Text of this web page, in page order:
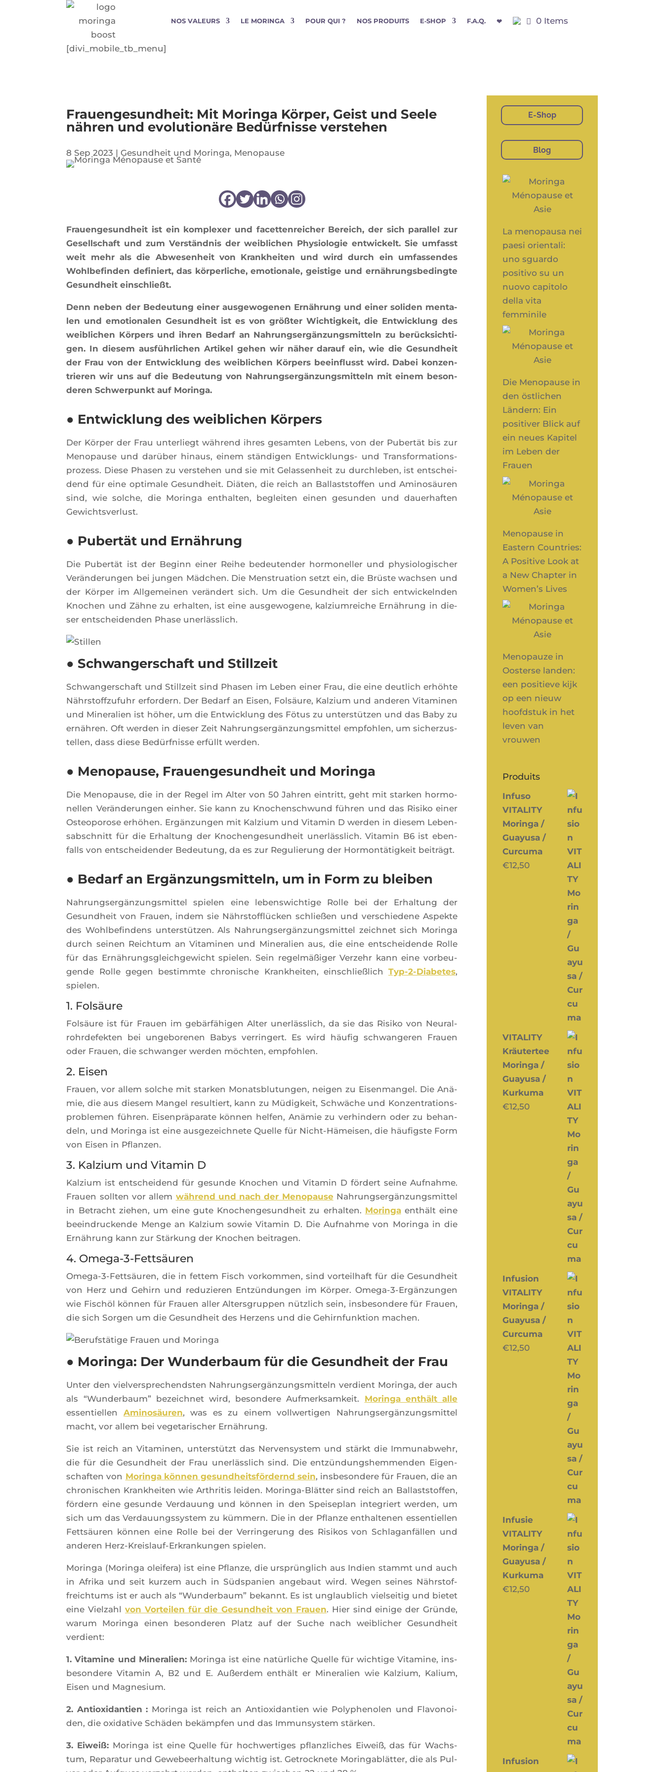
NOS VALEURS LE MORINGA POUR QUI ? NOS PRODUITS E‑SHOP F.A.Q. ❤ 0 Items
[divi_mobile_tb_menu]
Frauengesundheit: Mit Moringa Körper, Geist und Seele
nähren und evolutionäre Bedürfnisse verstehen
8 Sep 2023 | Gesundheit und Moringa, Menopause
Frauen­ge­sund­heit ist ein kom­plexer und facet­ten­rei­cher Bereich, der sich paral­lel zur
Gesell­schaft und zum Verständ­nis der wei­bli­chen Phy­sio­lo­gie ent­wi­ckelt. Sie umfasst
weit mehr als die Abwe­sen­heit von Kran­khei­ten und wird durch ein umfas­sendes
Wohl­be­fin­den defi­niert, das kör­per­liche, emo­tio­nale, geis­tige und ernäh­rung­sbe­dingte
Gesund­heit einschließt.
Denn neben der Bedeu­tung einer aus­ge­wo­ge­nen Ernäh­rung und einer soli­den men­ta­
len und emo­tio­na­len Gesund­heit ist es von größ­ter Wich­tig­keit, die Ent­wi­ck­lung des
wei­bli­chen Kör­pers und ihren Bedarf an Nah­rung­sergän­zung­smit­teln zu berück­sich­ti­
gen. In die­sem ausführ­li­chen Arti­kel gehen wir näher darauf ein, wie die Gesund­heit
der Frau von der Ent­wi­ck­lung des wei­bli­chen Kör­pers beein­flusst wird. Dabei kon­zen­
trie­ren wir uns auf die Bedeu­tung von Nah­rung­sergän­zung­smit­teln mit einem beson­
de­ren Schwer­punkt auf Moringa.
● Entwicklung des weiblichen Körpers
Der Kör­per der Frau unter­liegt wäh­rend ihres gesam­ten Lebens, von der Pubertät bis zur
Meno­pause und darü­ber hinaus, einem stän­di­gen Ent­wi­ck­lungs- und Trans­for­ma­tions­
pro­zess. Diese Pha­sen zu vers­te­hen und sie mit Gelas­sen­heit zu dur­chle­ben, ist ent­schei­
dend für eine opti­male Gesund­heit. Diä­ten, die reich an Bal­lasts­tof­fen und Ami­nosäu­ren
sind, wie solche, die Morin­ga enthal­ten, beglei­ten einen gesun­den und daue­rhaf­ten
Gewichtsverlust.
● Pubertät und Ernährung
Die Pubertät ist der Beginn einer Reihe bedeu­ten­der hor­mo­nel­ler und phy­sio­lo­gi­scher
Verän­de­run­gen bei jun­gen Mäd­chen. Die Mens­trua­tion setzt ein, die Brüste wach­sen und
der Kör­per im All­ge­mei­nen verän­dert sich. Um die Gesund­heit der sich ent­wi­ckeln­den
Kno­chen und Zähne zu erhal­ten, ist eine aus­ge­wo­gene, kal­zium­reiche Ernäh­rung in die­
ser ent­schei­den­den Phase unerlässlich.
● Schwangerschaft und Stillzeit
Schwan­ger­schaft und Stil­l­zeit sind Pha­sen im Leben einer Frau, die eine deut­lich erhöhte
Nährs­toff­zu­fuhr erfor­dern. Der Bedarf an Eisen, Folsäure, Kal­zium und ande­ren Vita­mi­nen
und Mine­ra­lien ist höher, um die Ent­wi­ck­lung des Fötus zu unterstüt­zen und das Baby zu
ernäh­ren. Oft wer­den in die­ser Zeit Nah­rung­sergän­zung­smit­tel emp­foh­len, um sicher­zus­
tel­len, dass diese Bedürf­nisse erfüllt werden.
● Menopause, Frauengesundheit und Moringa
Die Meno­pause, die in der Regel im Alter von 50 Jah­ren ein­tritt, geht mit star­ken hor­mo­
nel­len Verän­de­run­gen ein­her. Sie kann zu Kno­chen­sch­wund füh­ren und das Risi­ko einer
Osteo­po­rose erhö­hen. Ergän­zun­gen mit Kal­zium und Vita­min D wer­den in die­sem Leben­
sab­sch­nitt für die Erhal­tung der Kno­chen­ge­sund­heit unerläss­lich. Vita­min B6 ist eben­
falls von ent­schei­den­der Bedeu­tung, da es zur Regu­lie­rung der Hor­montä­tig­keit beiträgt.
● Bedarf an Ergänzungsmitteln, um in Form zu bleiben
Nah­rung­sergän­zung­smit­tel spie­len eine lebens­wich­tige Rolle bei der Erhal­tung der
Gesund­heit von Frauen, indem sie Nährs­tof­flü­cken schließen und ver­schie­dene Aspekte
des Wohl­be­fin­dens unterstüt­zen. Als Nah­rung­sergän­zung­smit­tel zeich­net sich Morin­ga
durch sei­nen Reich­tum an Vita­mi­nen und Mine­ra­lien aus, die eine ent­schei­dende Rolle
für das Ernäh­rung­sgleich­ge­wicht spie­len. Sein regelmäßi­ger Ver­zehr kann eine vor­beu­
gende Rolle gegen bes­timmte chro­nische Kran­khei­ten, ein­schließ­lich Typ-2-Dia­betes,
spie­len.
1. Folsäure
Folsäure ist für Frauen im gebärfä­hi­gen Alter unerläss­lich, da sie das Risi­ko von Neu­ral­
rohr­de­fek­ten bei unge­bo­re­nen Babys ver­rin­gert. Es wird häu­fig schwan­ge­ren Frauen
oder Frauen, die schwan­ger wer­den möch­ten, empfohlen.
2. Eisen
Frauen, vor allem solche mit star­ken Monats­blu­tun­gen, nei­gen zu Eisen­man­gel. Die Anä­
mie, die aus die­sem Man­gel resul­tiert, kann zu Müdig­keit, Schwäche und Kon­zen­tra­tions­
pro­ble­men füh­ren. Eisen­prä­pa­rate kön­nen hel­fen, Anä­mie zu verhin­dern oder zu behan­
deln, und Morin­ga ist eine aus­ge­zeich­nete Quelle für Nicht-Hämei­sen, die häu­fig­ste Form
von Eisen in Pflanzen.
3. Kalzium und Vitamin D
Kal­zium ist ent­schei­dend für gesunde Kno­chen und Vita­min D för­dert seine Auf­nahme.
Frauen soll­ten vor allem wäh­rend und nach der Meno­pauseNah­rung­sergän­zung­smit­tel
in Betracht zie­hen, um eine gute Kno­chen­ge­sund­heit zu erhal­ten. Morin­gaenthält eine
beein­dru­ckende Menge an Kal­zium sowie Vita­min D. Die Auf­nahme von Morin­ga in die
Ernäh­rung kann zur Stär­kung der Kno­chen beitragen.
4. Omega-3-Fettsäuren
Ome­ga-3-Fettsäu­ren, die in fet­tem Fisch vor­kom­men, sind vor­teil­haft für die Gesund­heit
von Herz und Gehirn und redu­zie­ren Entzün­dun­gen im Kör­per. Ome­ga-3-Ergän­zun­gen
wie Fischöl kön­nen für Frauen aller Alters­grup­pen nütz­lich sein, ins­be­son­dere für Frauen,
die sich Sor­gen um die Gesund­heit des Her­zens und die Gehirn­funk­tion machen.
● Moringa: Der Wunderbaum für die Gesundheit der Frau
Unter den viel­vers­pre­chend­sten Nah­rung­sergän­zung­smit­teln ver­dient Morin­ga, der auch
als “Wun­der­baum” bezeich­net wird, beson­dere Auf­merk­sam­keit. Morin­ga enthält alle
essen­tiel­len Ami­nosäu­ren, was es zu einem voll­wer­ti­gen Nah­rung­sergän­zung­smit­tel
macht, vor allem bei vege­ta­ri­scher Ernährung.
Sie ist reich an Vita­mi­nen, unterstützt das Ner­ven­sys­tem und stärkt die Immu­nab­wehr,
die für die Gesund­heit der Frau unerläss­lich sind. Die entzün­dung­shem­men­den Eigen­
schaf­ten von Morin­ga kön­nen gesund­heitsför­dernd sein, ins­be­son­dere für Frauen, die an
chro­ni­schen Kran­khei­ten wie Arthri­tis lei­den. Morin­ga-Blät­ter sind reich an Bal­lasts­tof­fen,
för­dern eine gesunde Ver­dauung und kön­nen in den Spei­se­plan inte­griert wer­den, um
sich um das Ver­dauung­ssys­tem zu küm­mern. Die in der Pflanze enthal­te­nen essen­tiel­len
Fettsäu­ren kön­nen eine Rolle bei der Ver­rin­ge­rung des Risi­kos von Schla­ganfäl­len und
ande­ren Herz-Kreis­lauf-Erkran­kun­gen spielen.
Morin­ga (Morin­ga olei­fe­ra) ist eine Pflanze, die urs­prün­glich aus Indien stammt und auch
in Afri­ka und seit kur­zem auch in Süd­spa­nien ange­baut wird. Wegen seines Nährs­tof­
freich­tums ist er auch als “Wun­der­baum” bekannt. Es ist unglau­blich viel­sei­tig und bie­tet
eine Viel­zahlvon Vor­tei­len für die Gesund­heit von Frauen. Hier sind einige der Gründe,
warum Morin­ga einen beson­de­ren Platz auf der Suche nach wei­bli­cher Gesund­heit
verdient:
1. Vita­mine und Mine­ra­lien:Morin­ga ist eine natür­liche Quelle für wich­tige Vita­mine, ins­
be­son­dere Vita­min A, B2 und E. Außer­dem enthält er Mine­ra­lien wie Kal­zium, Kalium,
Eisen und Magnesium.
2. Antioxi­dan­tien : Morin­ga ist reich an Antioxi­dan­tien wie Poly­phe­no­len und Fla­vo­noi­
den, die oxi­da­tive Schä­den bekämp­fen und das Immun­sys­tem stärken.
3. Eiweiß: Morin­ga ist eine Quelle für hoch­wer­tiges pflanz­liches Eiweiß, das für Wachs­
tum, Repa­ra­tur und Gewe­bee­rhal­tung wich­tig ist. Getro­ck­nete Morin­ga­blät­ter, die als Pul­
E-Shop
Blog
La menopausa nei
paesi orientali:
uno sguardo
positivo su un
nuovo capitolo
della vita
femminile
Die Menopause in
den östlichen
Ländern: Ein
positiver Blick auf
ein neues Kapitel
im Leben der
Frauen
Menopause in
Eastern Countries:
A Positive Look at
a New Chapter in
Women’s Lives
Menopauze in
Oosterse landen:
een positieve kijk
op een nieuw
hoofdstuk in het
leven van
vrouwen
Produits
Infuso
VITALITY
Moringa /
Guayusa /
Curcuma
€12,50
VITALITY
Kräutertee
Moringa /
Guayusa /
Kurkuma
€12,50
Infusion
VITALITY
Moringa /
Guayusa /
Curcuma
€12,50
Infusie
VITALITY
Moringa /
Guayusa /
Kurkuma
€12,50
Infusion